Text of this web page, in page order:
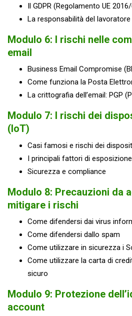
Il GDPR (Regolamento UE
La responsabilità del lavoratore
Modulo 6: I rischi nelle
email
Business Email Compromise
Come funziona la Posta
La crittografia dell’email: PGP
Modulo 7: I rischi dei
(IoT)
Casi famosi e rischi dei
I principali fattori di esposizione
Sicurezza e compliance
Modulo 8: Precauzioni da
mitigare i rischi
Come difendersi dai virus
Come difendersi dallo spam
Come utilizzare in sicurezza i
Come utilizzare la carta di
sicuro
Modulo 9: Protezione
account